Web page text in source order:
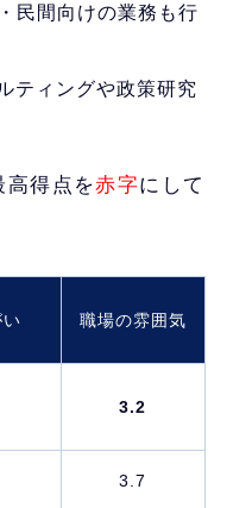
民間向けの業務も行
ティングや政策研究
高得点を赤字にして
職場の雰囲気
3.2
3.7